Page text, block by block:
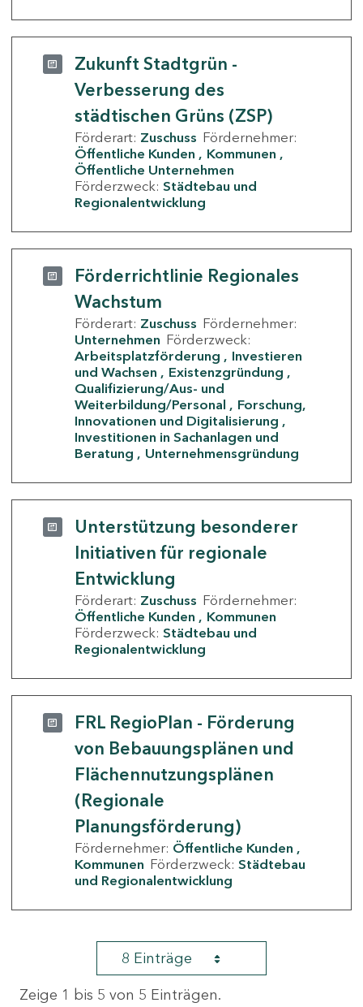
Zukunft Stadtgrün -
Verbesserung des
städtischen Grüns (ZSP)
Förderart: Zuschuss Fördernehmer:
Öffentliche Kunden
Kommunen
Öffentliche Unternehmen
Förderzweck: Städtebau und
Regionalentwicklung
Förderrichtlinie Regionales
Wachstum
Förderart: Zuschuss Fördernehmer:
Unternehmen Förderzweck:
Arbeitsplatzförderung
Investieren
und Wachsen
Existenzgründung
Qualifizierung/Aus- und
Weiterbildung/Personal
Forschung,
Innovationen und Digitalisierung
Investitionen in Sachanlagen und
Beratung
Unternehmensgründung
Unterstützung besonderer
Initiativen für regionale
Entwicklung
Förderart: Zuschuss Fördernehmer:
Öffentliche Kunden
Kommunen
Förderzweck: Städtebau und
Regionalentwicklung
FRL RegioPlan - Förderung
von Bebauungsplänen und
Flächennutzungsplänen
(Regionale
Planungsförderung)
Fördernehmer: Öffentliche Kunden
Kommunen Förderzweck: Städtebau
und Regionalentwicklung
8 Einträge
Zeige 1 bis 5 von 5 Einträgen.